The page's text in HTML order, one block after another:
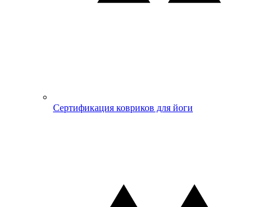
Сертификация ковриков для йоги